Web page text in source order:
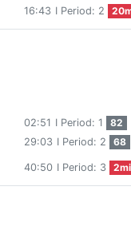
16:43 I Period: 2
02:51 I Period: 1 82
29:03 I Period: 2 68
40:50 I Period: 3